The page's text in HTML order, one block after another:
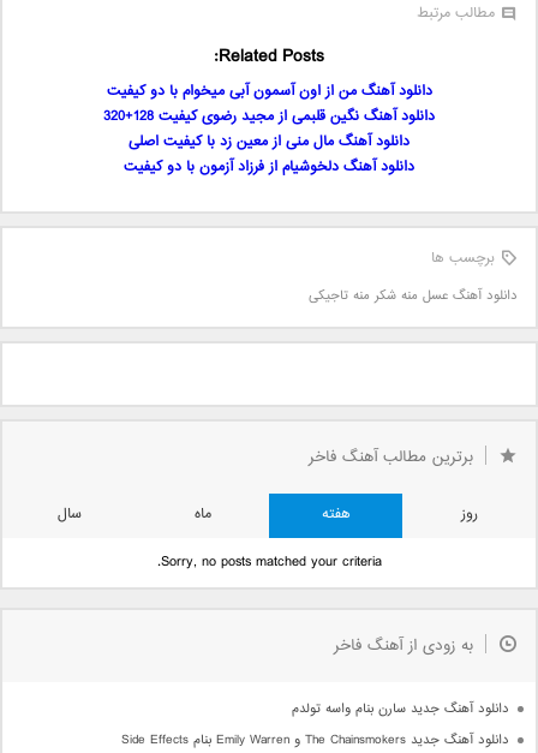
مطالب مرتبط
Related Posts:
دانلود آهنگ من از اون آسمون آبی میخوام با دو کیفیت
دانلود آهنگ نگین قلبمی از مجید رضوی کیفیت 128+320
دانلود آهنگ مال منی از معین زد با کیفیت اصلی
دانلود آهنگ دلخوشیام از فرزاد آزمون با دو کیفیت
برچسب ها
دانلود آهنگ عسل منه شکر منه تاجیکی
برترین مطالب آهنگ فاخر
روز هفته ماه
سال
Sorry, no posts matched your criteria.
به زودی از آهنگ فاخر
دانلود آهنگ جدید سارن بنام واسه تولدم
دانلود آهنگ جدید The Chainsmokers و Emily Warren بنام Side Effects